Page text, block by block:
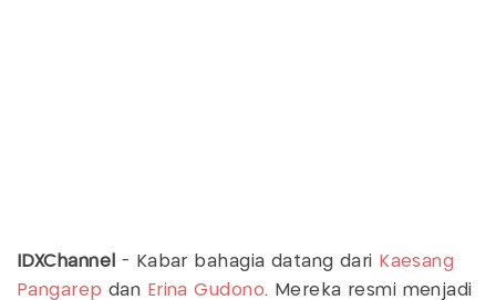
IDXChannel - Kabar bahagia datang dari Kaesang
Pangarep dan Erina Gudono. Mereka resmi menjadi